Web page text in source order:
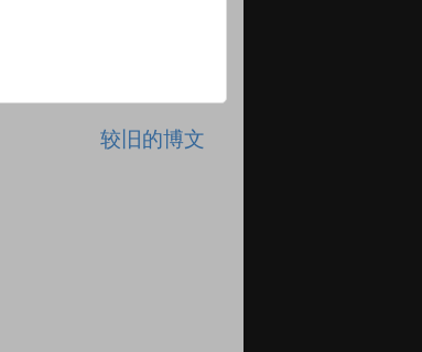
较旧的博文